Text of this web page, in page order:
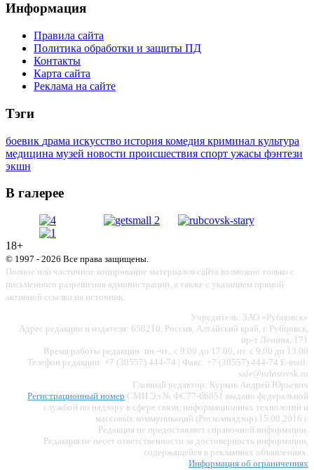
Информация
Правила сайта
Политика обработки и защиты ПД
Контакты
Карта сайта
Реклама на сайте
Тэги
боевик драма искусство история комедия криминал культура
медицина музей новости происшествия спорт ужасы фэнтези
экшн
В галерее
18+
© 1997 - 2026 Все права защищены.
Полное или частичное копирование материалов сайта возможно только с
письменного разрешения администрации, а также с указанием прямой
активной ссылки на источник.
Учредитель: ЗАО «Рубцовск»
Адрес редакции и издателя: 658210, Россия, Алтайский край, г. Рубцовск,
пр-т Ленина, 171
Время работы редакции: пн.-чт., с 9.00 до 17.00, пт. с 9.00 до 13.00
Телефон редакции: +7 (38557) 444-74 | Факс: +7 (38557) 444-74 E-mail:
sale@rubtsovsk.ru
Главный редактор: Курков Андрей Юрьевич
Регистрационный номер СМИ Эл № ФС77-66851 выдано федеральной
службой по надзору в сфере связи, информационных технологий и
массовых коммуникаций (Роскомнадзор) 15.08.2016 г.
Редакция не предоставляет справочной информации.
Редакция не несет ответственности за достоверность информации,
содержащейся в рекламных объявлениях.
Информация об ограничениях